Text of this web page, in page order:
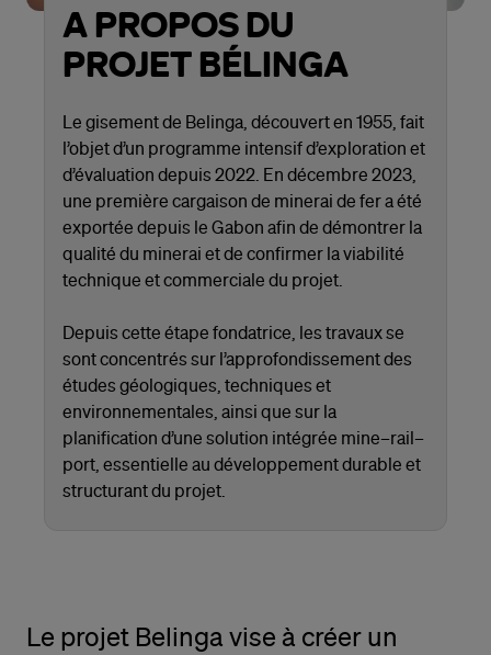
A PROPOS DU
PROJET BÉLINGA
Le gisement de Belinga, découvert en 1955, fait
l’objet d’un programme intensif d’exploration et
d’évaluation depuis 2022. En décembre 2023,
une première cargaison de minerai de fer a été
exportée depuis le Gabon afin de démontrer la
qualité du minerai et de confirmer la viabilité
technique et commerciale du projet.
Depuis cette étape fondatrice, les travaux se
sont concentrés sur l’approfondissement des
études géologiques, techniques et
environnementales, ainsi que sur la
planification d’une solution intégrée mine–rail–
port, essentielle au développement durable et
structurant du projet.
Le projet Belinga vise à créer un